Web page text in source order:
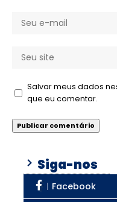
Salvar meus dados
que eu comentar.
Siga-nos
Facebook